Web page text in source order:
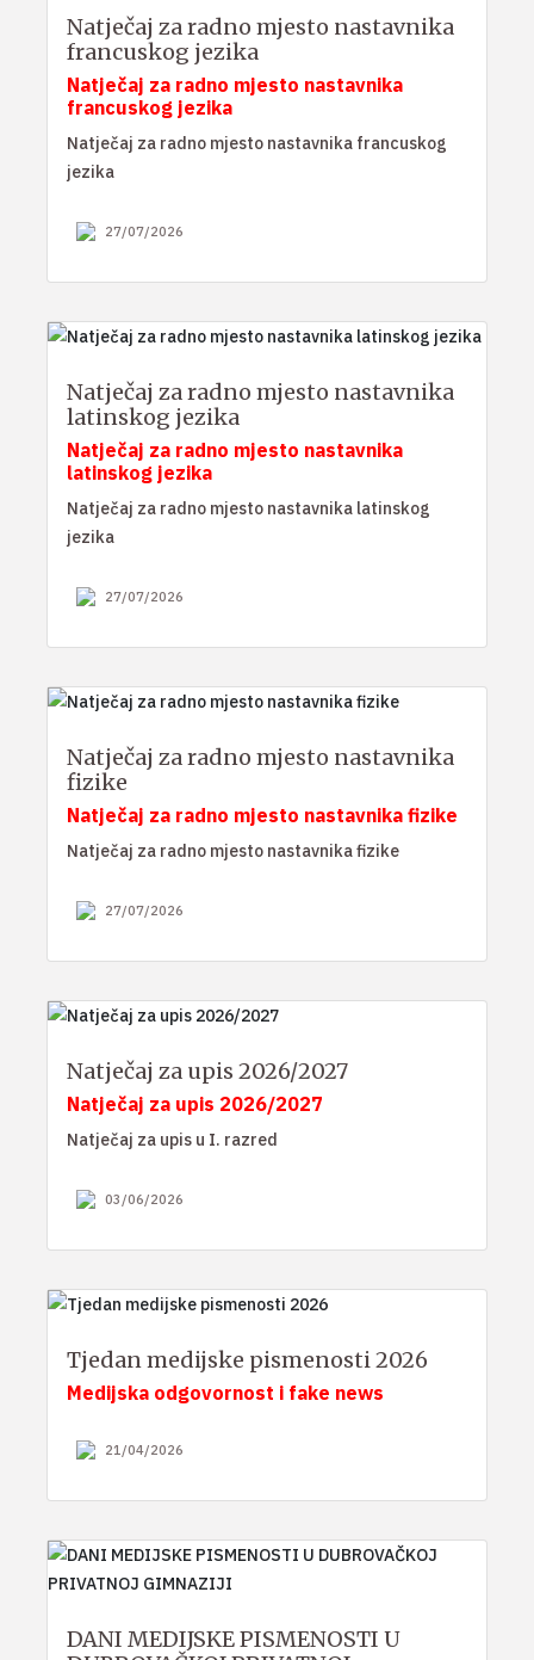
Natječaj za radno mjesto nastavnika
francuskog jezika
Natječaj za radno mjesto nastavnika
francuskog jezika
Natječaj za radno mjesto nastavnika francuskog
jezika
27/07/2026
Natječaj za radno mjesto nastavnika
latinskog jezika
Natječaj za radno mjesto nastavnika
latinskog jezika
Natječaj za radno mjesto nastavnika latinskog
jezika
27/07/2026
Natječaj za radno mjesto nastavnika
fizike
Natječaj za radno mjesto nastavnika fizike
Natječaj za radno mjesto nastavnika fizike
27/07/2026
Natječaj za upis 2026/2027
Natječaj za upis 2026/2027
Natječaj za upis u I. razred
03/06/2026
Tjedan medijske pismenosti 2026
Medijska odgovornost i fake news
21/04/2026
DANI MEDIJSKE PISMENOSTI U